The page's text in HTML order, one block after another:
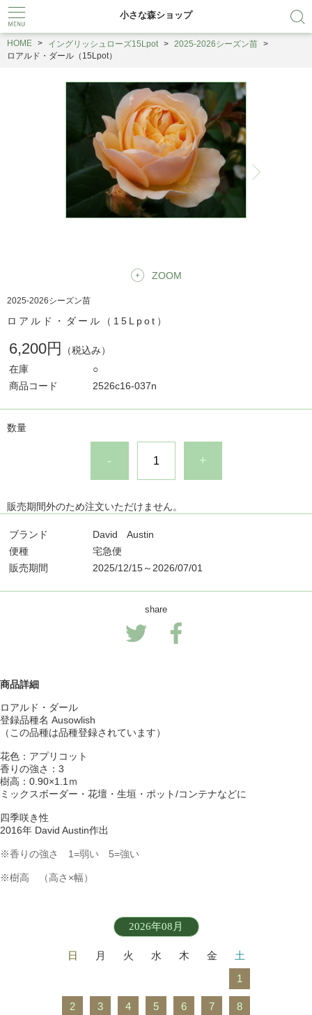
小さな森ショップ
HOME イングリッシュローズ15Lpot
2025-2026シーズン苗
ロアルド・ダール（15Lpot）
ZOOM
2025-2026シーズン苗
ロアルド・ダール（15Lpot）
6,200円
（税込み）
在庫
○
商品コード
2526c16-037n
数量
- +
販売期間外のため注文いただけません。
ブランド
David Austin
便種
宅急便
販売期間
2025/12/15～2026/07/01
share
商品詳細
ロアルド・ダール
登録品種名 Ausowlish
（この品種は品種登録されています）
花色：アプリコット
香りの強さ：3
樹高：0.90×1.1ｍ
ミックスボーダー・花壇・生垣・ポット/コンテナなどに
四季咲き性
2016年 David Austin作出
※香りの強さ 1=弱い 5=強い
※樹高 （高さ×幅）
2026年08月
日 月 火 水 木 金
土
1
2 3 4 5 6 7 8